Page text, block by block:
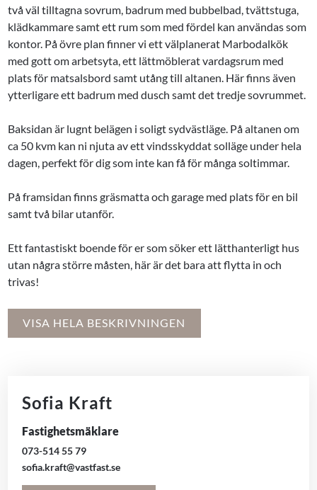
två väl tilltagna sovrum, badrum med bubbelbad, tvättstuga,
klädkammare samt ett rum som med fördel kan användas som
kontor. På övre plan finner vi ett välplanerat Marbodalkök
med gott om arbetsyta, ett lättmöblerat vardagsrum med
plats för matsalsbord samt utång till altanen. Här finns även
ytterligare ett badrum med dusch samt det tredje sovrummet.
Baksidan är lugnt belägen i soligt sydvästläge. På altanen om
ca 50 kvm kan ni njuta av ett vindsskyddat solläge under hela
dagen, perfekt för dig som inte kan få för många soltimmar.
På framsidan finns gräsmatta och garage med plats för en bil
samt två bilar utanför.
Ett fantastiskt boende för er som söker ett lätthanterligt hus
utan några större måsten, här är det bara att flytta in och
trivas!
VISA HELA BESKRIVNINGEN
Sofia Kraft
Fastighetsmäklare
073-514 55 79
sofia.kraft@vastfast.se